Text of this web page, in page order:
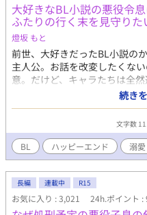
大好きなBL小説の悪役令
ふたりの行く末を見守りた
燈坂 もと
前世、大好きだったBL小説の
主人公。お話を改変したくな
意。だけど、キャラたちは全
恋しないはずの悪役令息に恋
い転生悪役(?)令息のラブコメ
載を開始しました。 徐々に
スさんの方が早いですが、い
なる予定です。
続き
文字数
BL ハッピーエンド 溺愛
長編 連載中 R15
お気に入り : 3,021 24h.ポイント :